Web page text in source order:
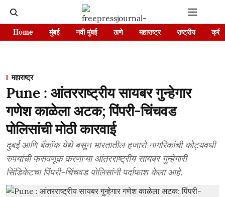
Home मुंबई नवी मुंबई ठाणे महाराष्ट्र राष्ट्रीय
महाराष्ट्र
Pune : आंतरराष्ट्रीय सायबर गुन्हेगार
गणेश काळेला अटक; पिंपरी-चिंचवड
पोलिसांची मोठी कारवाई
दुबई आणि बँकॉक येथे बसून भारतातील हजारो नागरिकांची कोट्यवधी
रुपयांची फसवणूक करणाऱ्या आंतरराष्ट्रीय सायबर गुन्हेगारी
सिंडिकेटचा पिंपरी-चिंचवड पोलिसांनी पर्दाफाश केला आहे.